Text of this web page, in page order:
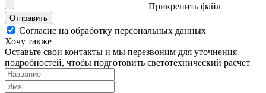
Прикрепить файл
Отправить
Согласие на обработку персональных данных
Хочу также
Оставьте свои контакты и мы перезвоним для уточнения
подробностей, чтобы подготовить светотехнический расчет